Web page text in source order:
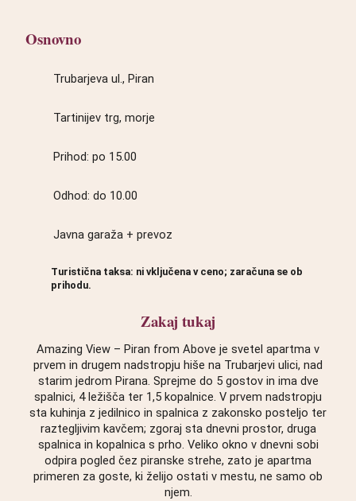
Osnovno
Trubarjeva ul., Piran
Tartinijev trg, morje
Prihod: po 15.00
Odhod: do 10.00
Javna garaža + prevoz
Turistična taksa: ni vključena v ceno; zaračuna se ob
prihodu.
Zakaj tukaj
Amazing View – Piran from Above je svetel apartma v
prvem in drugem nadstropju hiše na Trubarjevi ulici, nad
starim jedrom Pirana. Sprejme do 5 gostov in ima dve
spalnici, 4 ležišča ter 1,5 kopalnice. V prvem nadstropju
sta kuhinja z jedilnico in spalnica z zakonsko posteljo ter
raztegljivim kavčem; zgoraj sta dnevni prostor, druga
spalnica in kopalnica s prho. Veliko okno v dnevni sobi
odpira pogled čez piranske strehe, zato je apartma
primeren za goste, ki želijo ostati v mestu, ne samo ob
njem.